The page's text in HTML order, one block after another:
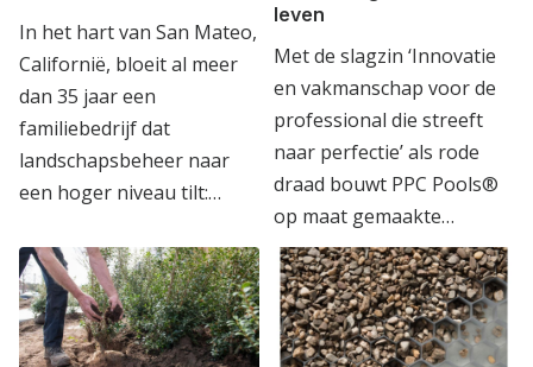
In het hart van San Mateo,
Californië, bloeit al meer
dan 35 jaar een
familiebedrijf dat
landschapsbeheer naar
een hoger niveau tilt:…
leven
Met de slagzin ‘Innovatie
en vakmanschap voor de
professional die streeft
naar perfectie’ als rode
draad bouwt PPC Pools®
op maat gemaakte…